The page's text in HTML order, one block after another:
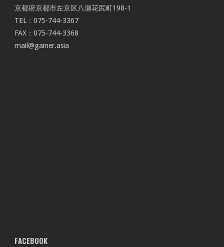
京都府京都市左京区八瀬花尻町198-1
TEL：075-744-3367
FAX：075-744-3368
mail@gainer.asia
FACEBOOK